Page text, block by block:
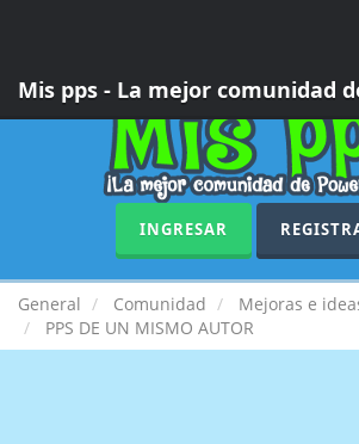
Mis pps - La mejor comunidad
INGRESAR
General Comunidad
Mejoras e
PPS DE UN MISMO AUTOR